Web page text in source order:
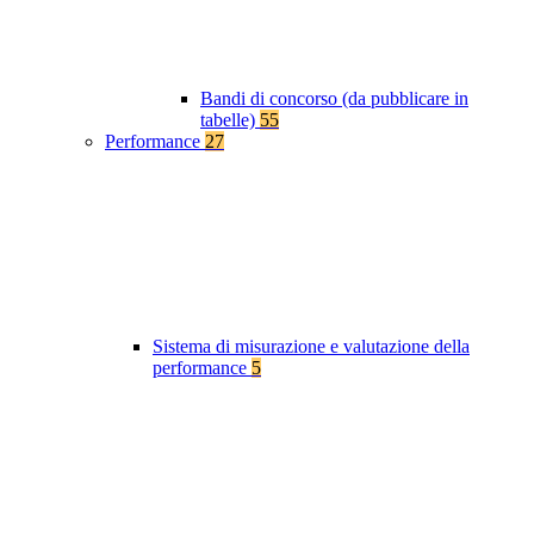
Bandi di concorso (da pubblicare in
tabelle) 55
Performance 27
Sistema di misurazione e valutazione della
performance 5